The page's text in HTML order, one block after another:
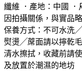
纖維 ．產地：中國 ．
因拍攝關係，與實品
保養方式：不可水
熨燙╱蓆面請以擰乾
清水擦拭，收藏前請
及放置於潮濕的地坊